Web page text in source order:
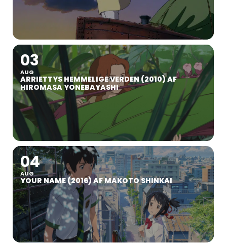
03
AUG
ARRIETTYS HEMMELIGE VERDEN (2010) AF
HIROMASA YONEBAYASHI
04
AUG
YOUR NAME (2016) AF MAKOTO SHINKAI